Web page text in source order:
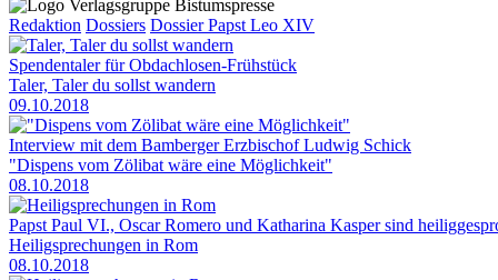
Redaktion Dossiers Dossier Papst Leo XIV
Spendentaler für Obdachlosen-Frühstück
Taler, Taler du sollst wandern
09.10.2018
Interview mit dem Bamberger Erzbischof Ludwig Schick
"Dispens vom Zölibat wäre eine Möglichkeit"
08.10.2018
Papst Paul VI., Oscar Romero und Katharina Kasper sind
Heiligsprechungen in Rom
08.10.2018